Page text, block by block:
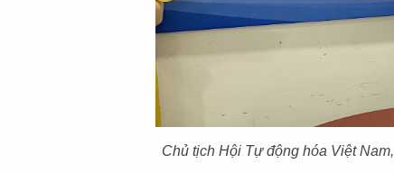
Chủ tịch Hội Tự động hóa Việt